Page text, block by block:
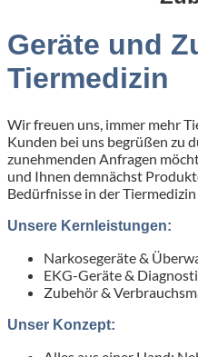
Geräte und
Tiermedizin
Wir freuen uns, immer mehr
Kunden bei uns begrüßen zu
zunehmenden Anfragen
und Ihnen demnächst
Bedürfnisse in der
Unsere Kernleistungen:
Narkosegeräte &
EKG-Geräte &
Zubehör &
Unser Konzept: